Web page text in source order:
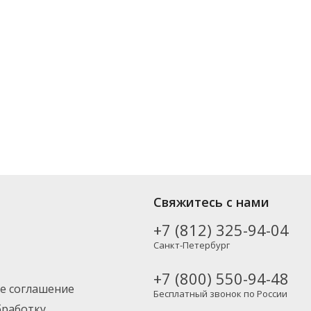
производителей, включая новинки. Вы можете выбрать нужный
и другие регионы России – партнерской транспортной
соглашение
Свяжитесь с нами
+7 (812) 325-94-04
Санкт-Петербург
+7 (800) 550-94-48
Бесплатный звонок по России